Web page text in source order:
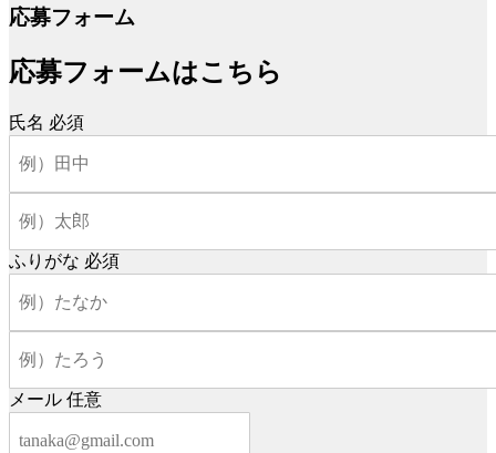
応募フォーム
応募フォームはこちら
氏名 必須
ふりがな 必須
メール 任意